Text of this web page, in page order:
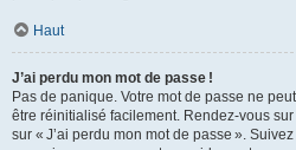
Haut
J’ai perdu mon mot de passe !
Pas de panique. Votre mot de passe ne
être réinitialisé facilement. Rendez-vous
sur « J’ai perdu mon mot de passe ».